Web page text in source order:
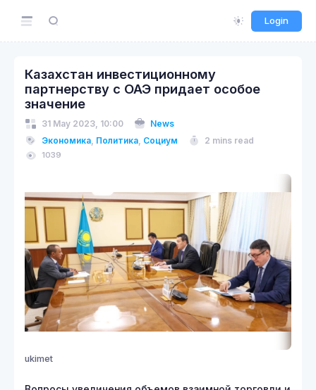
Login
Казахстан инвестиционному
партнерству с ОАЭ придает особое
значение
31 May 2023, 10:00
News
Экономика, Политика, Социум 2 mins read
1039
ukimet